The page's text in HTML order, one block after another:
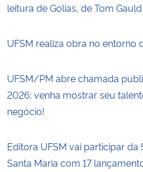
leitura de Golias, de Tom Gauld
UFSM realiza obra no entorno
UFSM/PM abre chamada
2026: venha mostrar seu
negócio!
Editora UFSM vai participar da
Santa Maria com 17